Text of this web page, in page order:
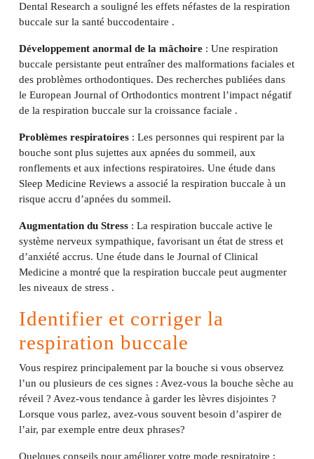
Dental Research a souligné les effets néfastes de la respiration
buccale sur la santé buccodentaire .
Développement anormal de la mâchoire : Une respiration
buccale persistante peut entraîner des malformations faciales et
des problèmes orthodontiques. Des recherches publiées dans
le European Journal of Orthodontics montrent l’impact négatif
de la respiration buccale sur la croissance faciale .
Problèmes respiratoires : Les personnes qui respirent par la
bouche sont plus sujettes aux apnées du sommeil, aux
ronflements et aux infections respiratoires. Une étude dans
Sleep Medicine Reviews a associé la respiration buccale à un
risque accru d’apnées du sommeil.
Augmentation du Stress : La respiration buccale active le
système nerveux sympathique, favorisant un état de stress et
d’anxiété accrus. Une étude dans le Journal of Clinical
Medicine a montré que la respiration buccale peut augmenter
les niveaux de stress .
Identifier et corriger la
respiration buccale
Vous respirez principalement par la bouche si vous observez
l’un ou plusieurs de ces signes : Avez-vous la bouche sèche au
réveil ? Avez-vous tendance à garder les lèvres disjointes ?
Lorsque vous parlez, avez-vous souvent besoin d’aspirer de
l’air, par exemple entre deux phrases?
Quelques conseils pour améliorer votre mode respiratoire :